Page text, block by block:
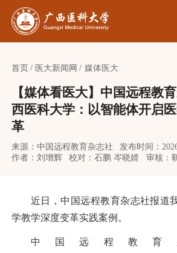
首页 医大新闻网 媒体医大
【媒体看医大】中国远程教
西医科大学：以智能体开启
革
来源：中国远程教育杂志社
发布时间：
作者：刘增辉
校对：石鹏 岑晓婧 审核：
近日， 中国远程教育杂志社报道
学教学深度变革实践案例。
中国远程教育